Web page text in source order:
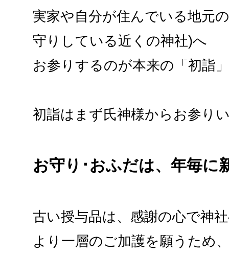
実家や自分が住んでいる地元
守りしている近くの神社)へ
お参りするのが本来の「初詣
初詣はまず氏神様からお参り
お守り･おふだは、年毎に
古い授与品は、感謝の心で神
より一層のご加護を願うため